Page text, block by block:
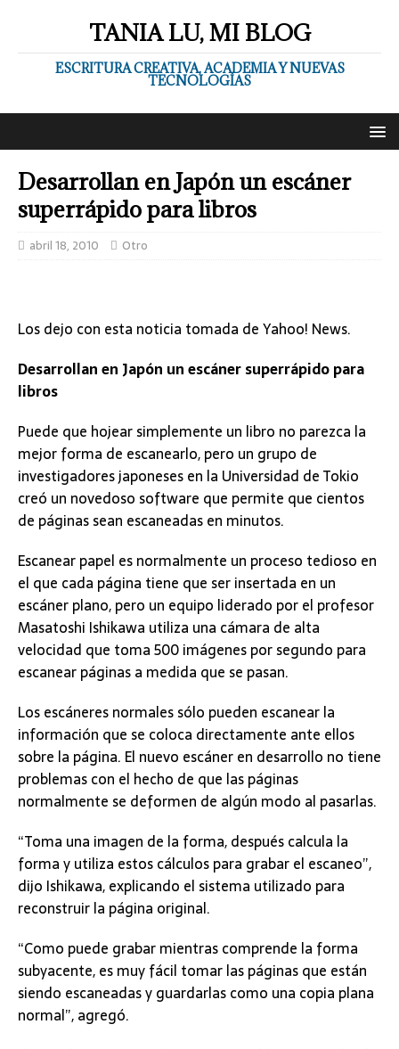
TANIA LU, MI BLOG
ESCRITURA CREATIVA, ACADEMIA Y NUEVAS
TECNOLOGÍAS
Desarrollan en Japón un escáner
superrápido para libros
abril 18, 2010 Otro
Los dejo con esta noticia tomada de Yahoo! News.
Desarrollan en Japón un escáner superrápido para
libros
Puede que hojear simplemente un libro no parezca la
mejor forma de escanearlo, pero un grupo de
investigadores japoneses en la Universidad de Tokio
creó un novedoso software que permite que cientos
de páginas sean escaneadas en minutos.
Escanear papel es normalmente un proceso tedioso en
el que cada página tiene que ser insertada en un
escáner plano, pero un equipo liderado por el profesor
Masatoshi Ishikawa utiliza una cámara de alta
velocidad que toma 500 imágenes por segundo para
escanear páginas a medida que se pasan.
Los escáneres normales sólo pueden escanear la
información que se coloca directamente ante ellos
sobre la página. El nuevo escáner en desarrollo no tiene
problemas con el hecho de que las páginas
normalmente se deformen de algún modo al pasarlas.
“Toma una imagen de la forma, después calcula la
forma y utiliza estos cálculos para grabar el escaneo”,
dijo Ishikawa, explicando el sistema utilizado para
reconstruir la página original.
“Como puede grabar mientras comprende la forma
subyacente, es muy fácil tomar las páginas que están
siendo escaneadas y guardarlas como una copia plana
normal”, agregó.